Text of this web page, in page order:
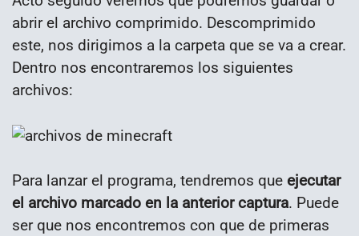
abrir el archivo comprimido. Descomprimido
este, nos dirigimos a la carpeta que se va a crear.
Dentro nos encontraremos los siguientes
archivos:
Para lanzar el programa, tendremos que ejecutar
el archivo marcado en la anterior captura. Puede
ser que nos encontremos con que de primeras